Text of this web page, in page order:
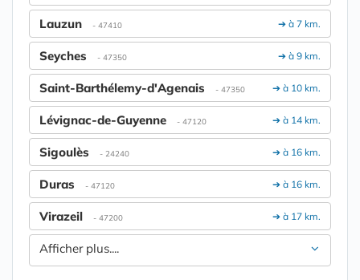
➔ à 7 km.
Lauzun - 47410
➔ à 9 km.
Seyches - 47350
➔ à 10 km.
Saint-Barthélemy-d'Agenais - 47350
➔ à 14 km.
Lévignac-de-Guyenne - 47120
➔ à 16 km.
Sigoulès - 24240
➔ à 16 km.
Duras - 47120
➔ à 17 km.
Virazeil - 47200
Afficher plus....